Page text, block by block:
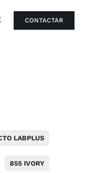
CONTACTAR
LABPLUS
855 IVORY